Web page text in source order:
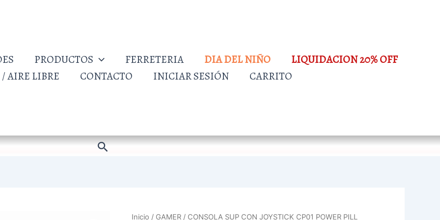
PRODUCTOS FERRETERIA DIA DEL NIÑO
LIQUIDACION 20% OFF
AIRE LIBRE
CONTACTO INICIAR SESIÓN CARRITO
Buscar
Inicio / GAMER / CONSOLA SUP CON JOYSTICK CP01 POWER PILL
CONSOLA